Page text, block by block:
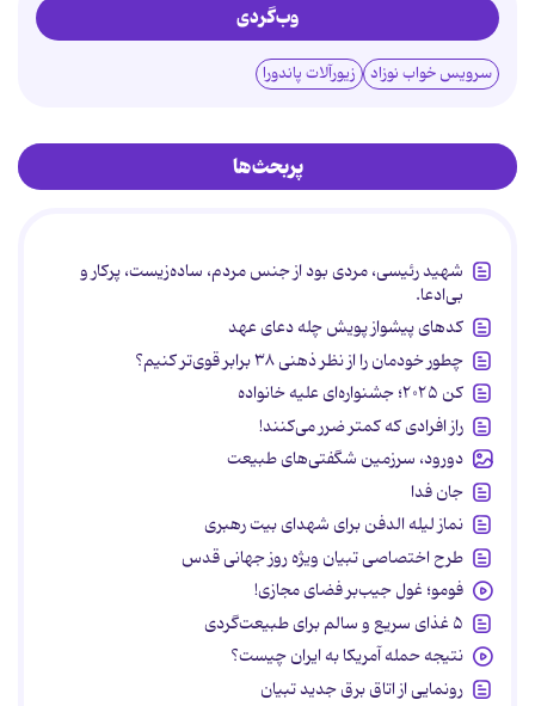
وب‌گردی
سرویس خواب نوزاد زیورآلات پاندورا
پربحث‌ها
شهید رئیسی، مردی بود از جنس مردم، ساده‌زیست، پرکار و
بی‌ادعا.
کدهای پیشواز پویش چله دعای عهد
چطور خودمان را از نظر ذهنی ۳۸ برابر قوی‌تر کنیم؟
کن ۲۰۲۵؛ جشنواره‌ای علیه خانواده
راز افرادی که کمتر ضرر می‌کنند!
دورود، سرزمین شگفتی‌های طبیعت
جان فدا
نماز لیله الدفن برای شهدای بیت رهبری
طرح اختصاصی تبیان ویژه روز جهانی قدس
فومو؛ غول جیب‌بر فضای مجازی!
۵ غذای سریع و سالم برای طبیعت‌گردی
نتیجه حمله آمریکا به ایران چیست؟
رونمایی از اتاق برق جدید تبیان